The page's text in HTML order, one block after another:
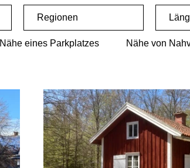
Regionen
Nähe eines Parkplatzes Nähe von